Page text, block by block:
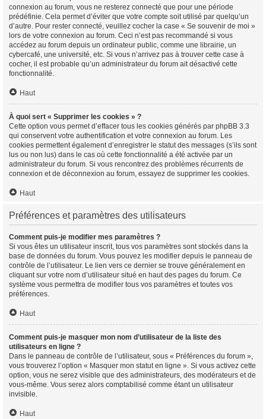
connexion au forum, vous ne resterez connecté que pour une période
prédéfinie. Cela permet d’éviter que votre compte soit utilisé par quelqu’un
d’autre. Pour rester connecté, veuillez cocher la case « Se souvenir de moi »
lors de votre connexion au forum. Ceci n’est pas recommandé si vous
accédez au forum depuis un ordinateur public, comme une librairie, un
cybercafé, une université, etc. Si vous n’arrivez pas à trouver cette case à
cocher, il est probable qu’un administrateur du forum ait désactivé cette
fonctionnalité.
Haut
À quoi sert « Supprimer les cookies » ?
Cette option vous permet d’effacer tous les cookies générés par phpBB 3.3
qui conservent votre authentification et votre connexion au forum. Les
cookies permettent également d’enregistrer le statut des messages (s’ils sont
lus ou non lus) dans le cas où cette fonctionnalité a été activée par un
administrateur du forum. Si vous rencontrez des problèmes récurrents de
connexion et de déconnexion au forum, essayez de supprimer les cookies.
Haut
Préférences et paramètres des utilisateurs
Comment puis-je modifier mes paramètres ?
Si vous êtes un utilisateur inscrit, tous vos paramètres sont stockés dans la
base de données du forum. Vous pouvez les modifier depuis le panneau de
contrôle de l’utilisateur. Le lien vers ce dernier se trouve généralement en
cliquant sur votre nom d’utilisateur situé en haut des pages du forum. Ce
système vous permettra de modifier tous vos paramètres et toutes vos
préférences.
Haut
Comment puis-je masquer mon nom d’utilisateur de la liste des
utilisateurs en ligne ?
Dans le panneau de contrôle de l’utilisateur, sous « Préférences du forum »,
vous trouverez l’option « Masquer mon statut en ligne ». Si vous activez cette
option, vous ne serez visible que des administrateurs, des modérateurs et de
vous-même. Vous serez alors comptabilisé comme étant un utilisateur
invisible.
Haut